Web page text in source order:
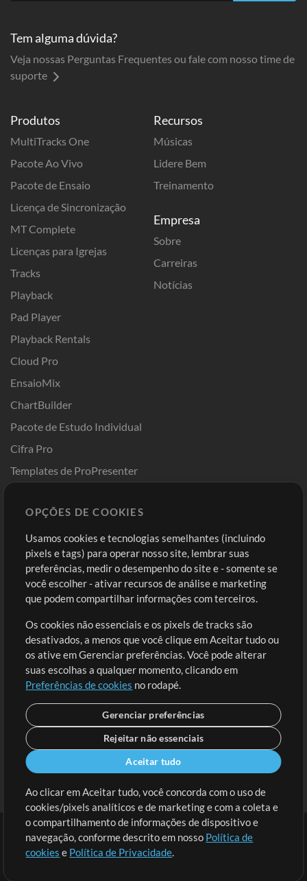
Produtos
MultiTracks One
Pacote Ao Vivo
Pacote de Ensaio
Licença de Sincronização
MT Complete
Licenças para Igrejas
Tracks
Playback
Pad Player
Playback Rentals
Cloud Pro
EnsaioMix
ChartBuilder
Pacote de Estudo Individual
Cifra Pro
Templates de ProPresenter
Recursos
Músicas
Lidere Bem
Treinamento
Empresa
Sobre
Carreiras
Notícias
Comprar Créditos
Conteúdo Grátis
Solicite uma Música
Extras
Sessões
Envie seu conteúdo
Playlist
MT Conference
Entre
Cadastre-se
Ir ao carrinho
Tem alguma dúvida?
Veja nossas Perguntas Frequentes ou fale com nosso time de
suporte
Termos | Política de Privacidade
OPÇÕES DE COOKIES
Usamos cookies e tecnologias semelhantes (incluindo
pixels e tags) para operar nosso site, lembrar suas
preferências, medir o desempenho do site e - somente se
você escolher - ativar recursos de análise e marketing
que podem compartilhar informações com terceiros.
Os cookies não essenciais e os pixels de tracks são
desativados, a menos que você clique em Aceitar tudo ou
os ative em Gerenciar preferências. Você pode alterar
suas escolhas a qualquer momento, clicando em
Preferências de cookies no rodapé.
Gerenciar preferências
Rejeitar não essenciais
Aceitar tudo
Ao clicar em Aceitar tudo, você concorda com o uso de
cookies/pixels analíticos e de marketing e com a coleta e
o compartilhamento de informações de dispositivo e
navegação, conforme descrito em nosso Política de
cookies e Política de Privacidade.